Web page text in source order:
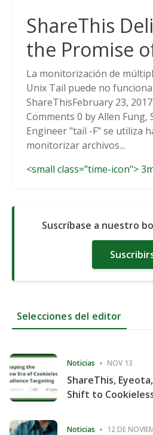
ShareThis
the Promise
Cookieless
Solutions
La monitorización de
Unix Tail puede no
ShareThisFebruary 23,
Comments 0 by Allen Fung,
Engineer "tail -F" se utiliza
monitorizar archivos...
<small class="time-icon">
Suscríbase a nuestro
Selecciones del editor
Noticias NOV 13
ShareThis,
Shift to
Noticias 12 DE